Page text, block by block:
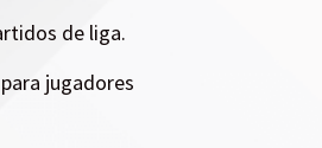
de liga.
jugadores